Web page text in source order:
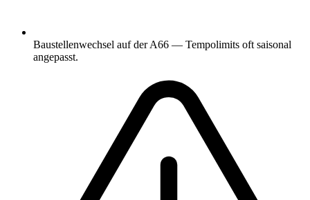
Baustellenwechsel auf der A66 — Tempolimits oft saisonal
angepasst.